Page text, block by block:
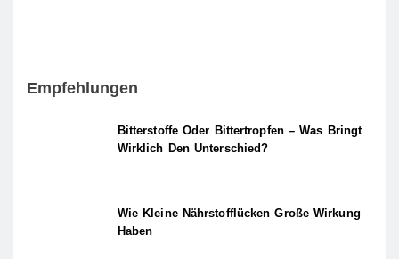
Empfehlungen
Bitterstoffe Oder Bittertropfen – Was Bringt
Wirklich Den Unterschied?
Wie Kleine Nährstofflücken Große Wirkung
Haben